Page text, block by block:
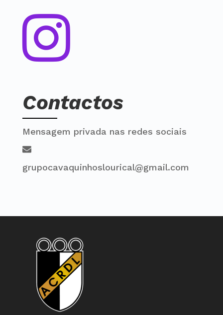

Contactos
Mensagem privada nas redes sociais
grupocavaquinhoslourical@gmail.com